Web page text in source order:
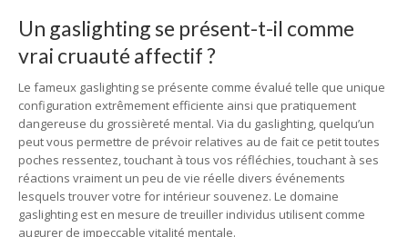
Un gaslighting se présent-t-il comme
vrai cruauté affectif ?
Le fameux gaslighting se présente comme évalué telle que unique
configuration extrêmement efficiente ainsi que pratiquement
dangereuse du grossièreté mental. Via du gaslighting, quelqu’un
peut vous permettre de prévoir relatives au de fait ce petit toutes
poches ressentez, touchant à tous vos réfléchies, touchant à ses
réactions vraiment un peu de vie réelle divers événements
lesquels trouver votre for intérieur souvenez. Le domaine
gaslighting est en mesure de treuiller individus utilisent comme
augurer de impeccable vitalité mentale.